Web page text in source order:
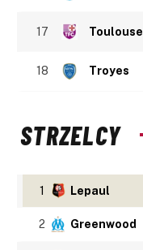
17 Toulouse
18 Troyes
STRZELCY
1 Lepaul
2 Greenwood